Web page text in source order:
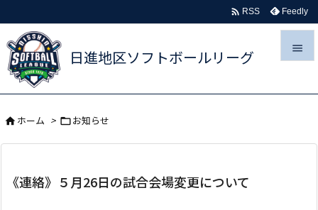
日進地区ソフトボールリーグ 
メニュ
 RSS Feedly
ホーム > お知らせ
《連絡》５月26日の試合会場変更について